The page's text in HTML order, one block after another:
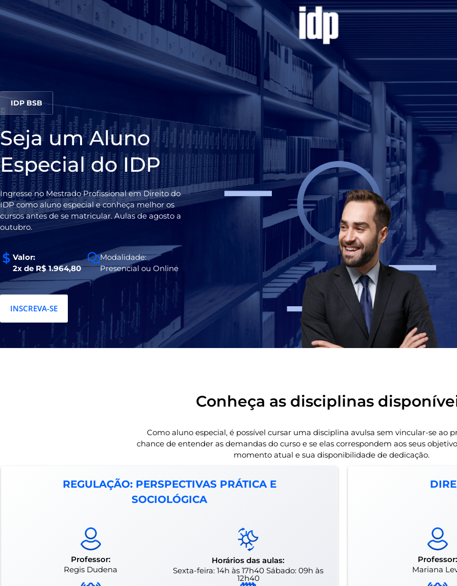
IDP BSB
Seja um Aluno
Especial do IDP
Ingresse no Mestrado Profissional em Direito do
IDP como aluno especial e conheça melhor os
cursos antes de se matricular. Aulas de agosto a
outubro.
Valor:
2x de R$ 1.964,80
Modalidade:
Presencial ou Online
INSCREVA-SE
Conheça as disciplinas
Como aluno especial, é possível cursar uma disciplina avulsa sem vincular-se ao
chance de entender as demandas do curso e se elas correspondem aos seus
momento atual e sua disponibilidade de dedicação.
REGULAÇÃO: PERSPECTIVAS PRÁTICA E
SOCIOLÓGICA
Professor:
Regis Dudena
Horários das aulas:
Sexta-feira: 14h às 17h40 Sábado: 09h às
12h40
Professor:
Mariana